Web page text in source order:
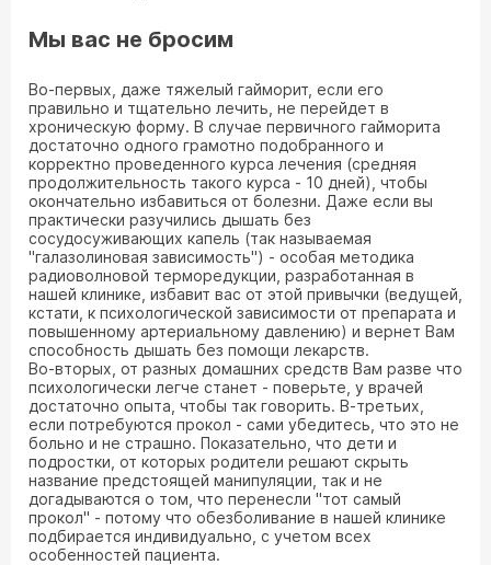
Мы вас не бросим
Во-первых, даже тяжелый гайморит, если его
правильно и тщательно лечить, не перейдет в
хроническую форму. В случае первичного гайморита
достаточно одного грамотно подобранного и
корректно проведенного курса лечения (средняя
продолжительность такого курса - 10 дней), чтобы
окончательно избавиться от болезни. Даже если вы
практически разучились дышать без
сосудосуживающих капель (так называемая
"галазолиновая зависимость") - особая методика
радиоволновой терморедукции, разработанная в
нашей клинике, избавит вас от этой привычки (ведущей,
кстати, к психологической зависимости от препарата и
повышенному артериальному давлению) и вернет Вам
способность дышать без помощи лекарств.
Во-вторых, от разных домашних средств Вам разве что
психологически легче станет - поверьте, у врачей
достаточно опыта, чтобы так говорить. В-третьих,
если потребуются прокол - сами убедитесь, что это не
больно и не страшно. Показательно, что дети и
подростки, от которых родители решают скрыть
название предстоящей манипуляции, так и не
догадываются о том, что перенесли "тот самый
прокол" - потому что обезболивание в нашей клинике
подбирается индивидуально, с учетом всех
особенностей пациента.